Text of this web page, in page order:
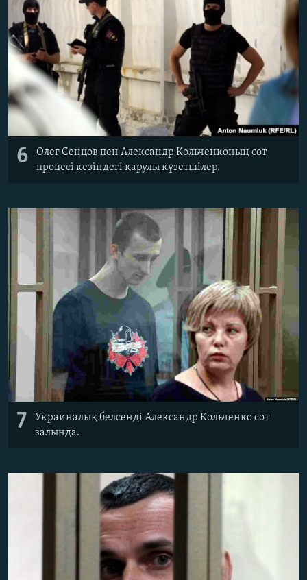
6
Олег Сенцов пен Александр Кольченконың сот
процесі кезіндегі қарулы күзетшілер.
7
Украиналық белсенді Александр Кольченко сот
залында.